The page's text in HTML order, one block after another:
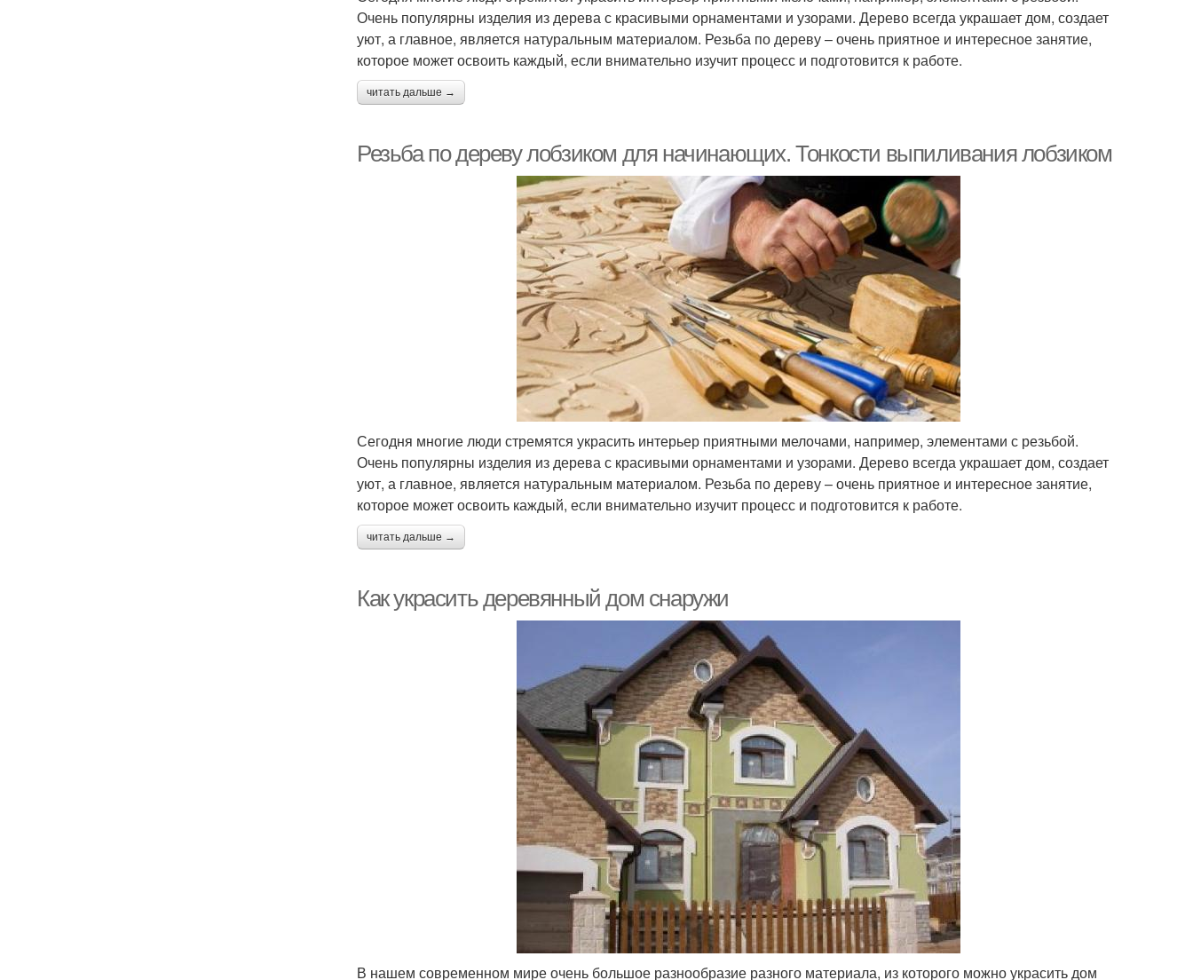
Очень популярны изделия из дерева с красивыми орнаментами и узорами. Дерево всегда украшает дом, создает
уют, а главное, является натуральным материалом. Резьба по дереву – очень приятное и интересное занятие,
которое может освоить каждый, если внимательно изучит процесс и подготовится к работе.
читать дальше →
Резьба по дереву лобзиком для начинающих. Тонкости выпиливания лобзиком
Сегодня многие люди стремятся украсить интерьер приятными мелочами, например, элементами с резьбой.
Очень популярны изделия из дерева с красивыми орнаментами и узорами. Дерево всегда украшает дом, создает
уют, а главное, является натуральным материалом. Резьба по дереву – очень приятное и интересное занятие,
которое может освоить каждый, если внимательно изучит процесс и подготовится к работе.
читать дальше →
Как украсить деревянный дом снаружи
В нашем современном мире очень большое разнообразие разного материала, из которого можно украсить дом